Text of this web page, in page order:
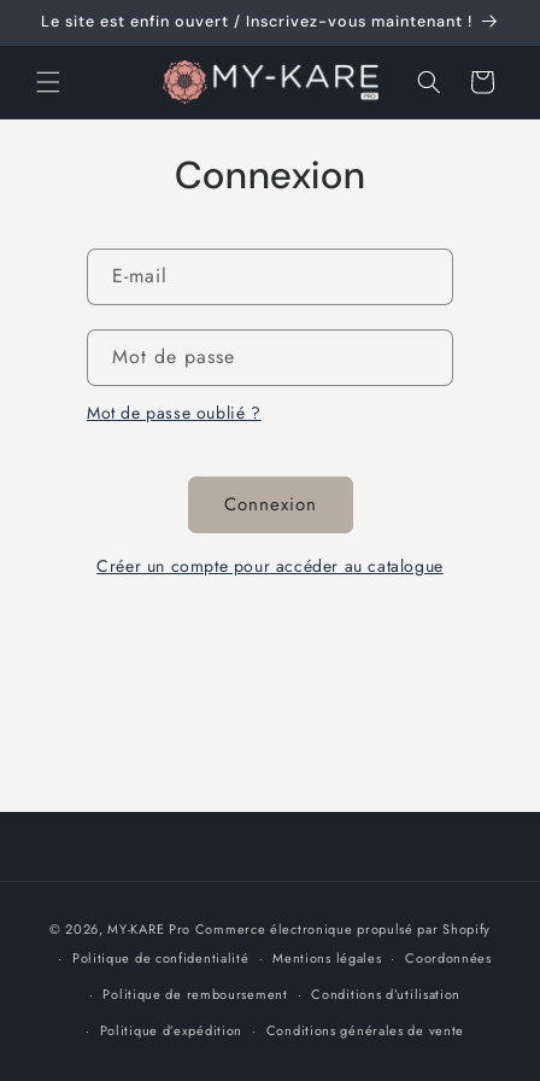
passer
au
contenu
Le site est enfin ouvert / Inscrivez-vous maintenant !
Panier
Connexion
E-mail
Mot de passe
Mot de passe oublié ?
Connexion
Créer un compte pour accéder au catalogue
de
© 2026,MY-KARE Pro Commerce électronique propulsé par Shopify
Politique de confidentialité
Mentions légales
Coordonnées
Politique de remboursement
Conditions d’utilisation
Politique d’expédition
Conditions générales de vente